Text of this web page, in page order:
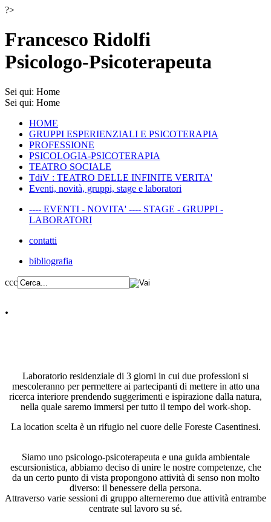
?>
Francesco Ridolfi
Psicologo-Psicoterapeuta
Sei qui: Home
Sei qui: Home
HOME
GRUPPI ESPERIENZIALI E PSICOTERAPIA
PROFESSIONE
PSICOLOGIA-PSICOTERAPIA
TEATRO SOCIALE
TdiV : TEATRO DELLE INFINITE VERITA'
Eventi, novità, gruppi, stage e laboratori
---- EVENTI - NOVITA' ---- STAGE - GRUPPI -
LABORATORI
contatti
bibliografia
ccc
.
Laboratorio residenziale di 3 giorni in cui due professioni si
mescoleranno per permettere ai partecipanti di mettere in atto una
ricerca interiore prendendo suggerimenti e ispirazione dalla natura,
nella quale saremo immersi per tutto il tempo del work-shop.
La location scelta è un rifugio nel cuore delle Foreste Casentinesi.
Siamo uno psicologo-psicoterapeuta e una guida ambientale
escursionistica, abbiamo deciso di unire le nostre competenze, che
da un certo punto di vista propongono attività di senso non molto
diverso: il benessere della persona.
Attraverso varie sessioni di gruppo alterneremo due attività entrambe
centrate sul lavoro su sé.